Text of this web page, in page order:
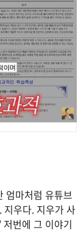
엄마처럼 유튜브
지우다. 지우가 사
저번에 그 이야기